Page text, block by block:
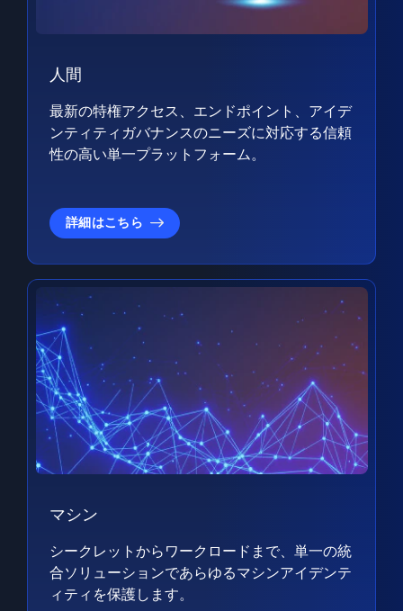
人間
最新の特権アクセス、エンドポイント、アイデ
ンティティガバナンスのニーズに対応する信頼
性の高い単一プラットフォーム。
詳細はこちら
マシン
シークレットからワークロードまで、単一の統
合ソリューションであらゆるマシンアイデンテ
ィティを保護します。